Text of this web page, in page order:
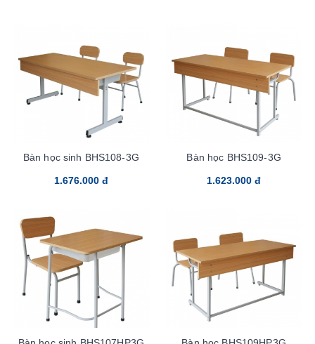
Bàn học sinh BHS108-3G
1.676.000 đ
Bàn học BHS109-3G
1.623.000 đ